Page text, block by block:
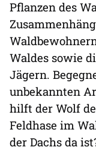
Pflanzen des
Waldes sowie
Jägern.
unbekannten
hilft der Wolf
Feldhase im
der Dachs da